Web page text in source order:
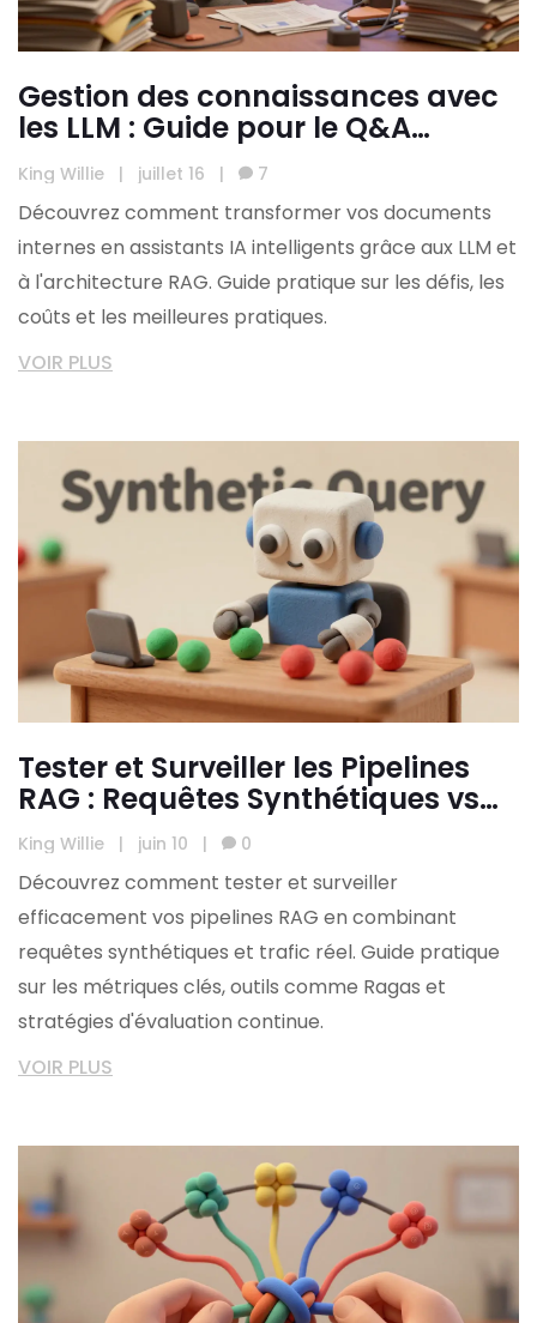
Gestion des connaissances avec
les LLM : Guide pour le Q&A
d'entreprise sur les documents
internes
King Willie | juillet 16 | 7
Découvrez comment transformer vos documents
internes en assistants IA intelligents grâce aux LLM et
à l'architecture RAG. Guide pratique sur les défis, les
coûts et les meilleures pratiques.
VOIR PLUS
Tester et Surveiller les Pipelines
RAG : Requêtes Synthétiques vs
Trafic Réel
King Willie | juin 10 | 0
Découvrez comment tester et surveiller
efficacement vos pipelines RAG en combinant
requêtes synthétiques et trafic réel. Guide pratique
sur les métriques clés, outils comme Ragas et
stratégies d'évaluation continue.
VOIR PLUS